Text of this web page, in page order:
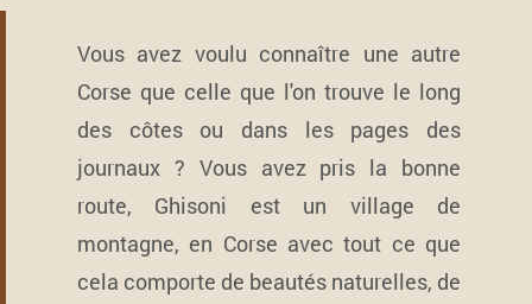
Vous avez voulu connaître une autre
Corse que celle que l'on trouve le long
des côtes ou dans les pages des
journaux ? Vous avez pris la bonne
route, Ghisoni est un village de
montagne, en Corse avec tout ce que
cela comporte de beautés naturelles, de